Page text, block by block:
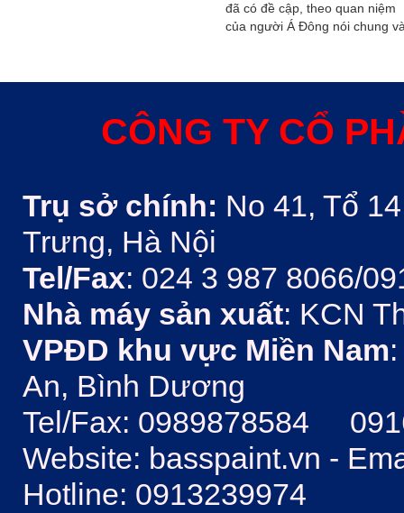
đã có đề cập, theo quan niệm
của người Á Đông nói chung
xây dụng nhà ở hoặc bất kỳ
thủy trong ngôi nhà thường
được quyết định bởi các nhân
CÔNG TY CỔ
Trụ sở chính: No 41, Tổ
Trưng, Hà Nội
Tel/Fax: 024 3 987 8066/
Nhà máy sản xuất: KCN
VPĐD khu vực Miền Nam
An, Bình Dương
Tel/Fax: 0989878584
Website: basspaint.vn -
Hotline: 0913239974